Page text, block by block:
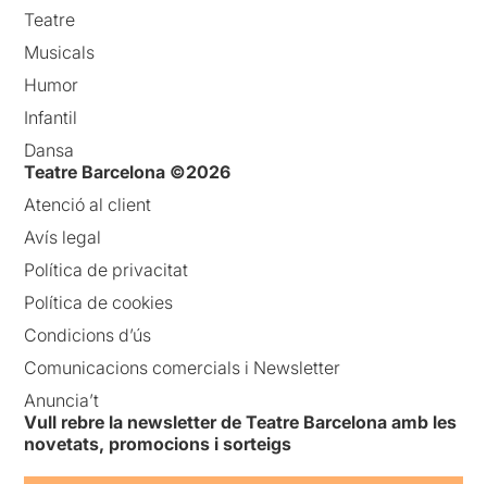
Teatre
Musicals
Humor
Infantil
Dansa
Teatre Barcelona ©2026
Atenció al client
Avís legal
Política de privacitat
Política de cookies
Condicions d’ús
Comunicacions comercials i Newsletter
Anuncia’t
Vull rebre la newsletter de Teatre Barcelona amb les
novetats, promocions i sorteigs